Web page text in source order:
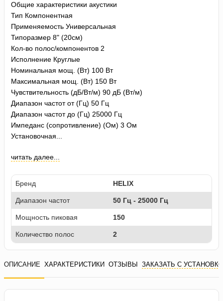
Общие характеристики акустики
Тип Компонентная
Применяемость Универсальная
Типоразмер 8" (20см)
Кол-во полос/компонентов 2
Исполнение Круглые
Номинальная мощ. (Вт) 100 Вт
Максимальная мощ. (Вт) 150 Вт
Чувствительность (дБ/Вт/м) 90 дБ (Вт/м)
Диапазон частот от (Гц) 50 Гц
Диапазон частот до (Гц) 25000 Гц
Импеданс (сопротивление) (Ом) 3 Ом
Установочная...
читать далее...
Бренд HELIX
Диапазон частот 50 Гц - 25000 Гц
Мощность пиковая 150
Количество полос 2
ОПИСАНИЕ ХАРАКТЕРИСТИКИ ОТЗЫВЫ ЗАКАЗАТЬ С